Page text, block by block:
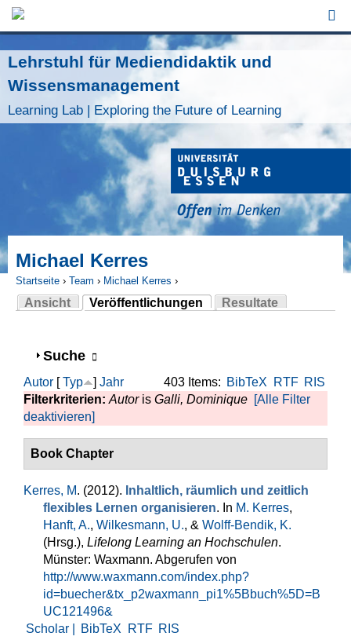
Jump to Navigation
Lehrstuhl für Mediendidaktik und
Wissensmanagement
Learning Lab | Exploring the Future of Learning
Michael Kerres
Sie sind hier
Startseite › Team › Michael Kerres ›
Ansicht
Veröffentlichungen
(aktiver Reiter)
Resultate
Anzeigen
Suche
403 Items: BibTeX RTF RIS
Autor [Typ ] Jahr
Filterkriterien: Autoris Galli, Dominique [Alle Filter
deaktivieren]
Book Chapter
Kerres, M. (2012). Inhaltlich, räumlich und zeitlich
flexibles Lernen organisieren. In M. Kerres,
Hanft, A., Wilkesmann, U., & Wolff-Bendik, K.
(Hrsg.), Lifelong Learning an Hochschulen.
Münster: Waxmann. Abgerufen von
http://www.waxmann.com/index.php?
id=buecher&tx_p2waxmann_pi1%5Bbuch%5D=B
UC121496&
Scholar |
BibTeX RTF RIS